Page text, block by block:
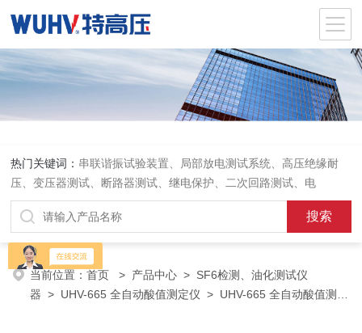
热门关键词： 串联谐振试验装置、局部放电测试系统、高压绝缘耐
压、变压器测试、断路器测试、继电保护、二次回路测试、电
当前位置：首页 > 产品中心 > SF6检测、油化测试仪
器 > UHV-665 全自动酸值测定仪 > UHV-665 全自动酸值测定